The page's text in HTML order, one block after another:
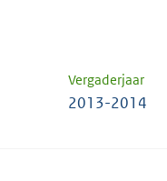
Vergaderjaar
2013-2014